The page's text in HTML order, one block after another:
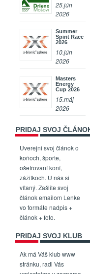
25.jún
2026
Summer
Spirit Race
2026
10.jún
2026
Masters
Energy
Cup 2026
15.máj
2026
PRIDAJ SVOJ
Uverejni svoj článok o
koňoch, športe,
ošetrovaní koní,
zážitkoch. U nás si
vítaný. Zašlite svoj
článok emailom Lenke
vo formáte nadpis +
článok + foto.
PRIDAJ SVOJ KLUB
Ak má Váš klub www
stránku, radi Vás